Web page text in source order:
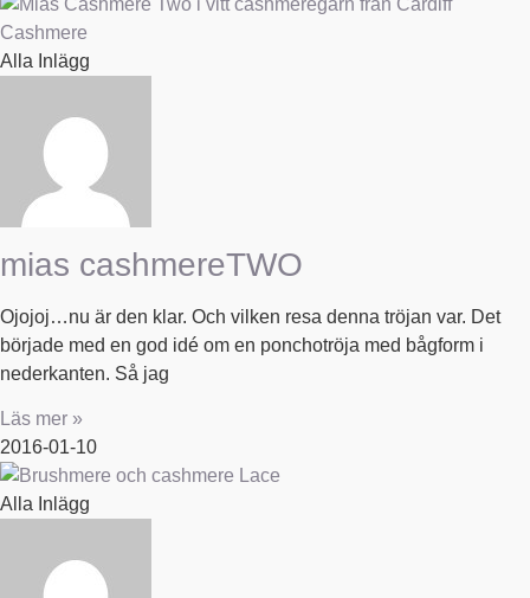
Alla Inlägg
mias cashmereTWO
Ojojoj…nu är den klar. Och vilken resa denna tröjan var. Det
började med en god idé om en ponchotröja med bågform i
nederkanten. Så jag
Läs mer »
2016-01-10
Alla Inlägg